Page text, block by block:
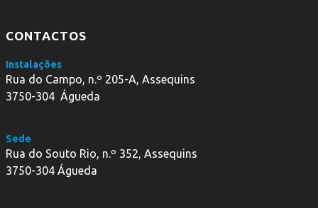
CONTACTOS
Instalações
Rua do Campo, n.º 205-A, Assequins
3750-304 Águeda
Sede
Rua do Souto Rio, n.º 352, Assequins
3750-304 Águeda